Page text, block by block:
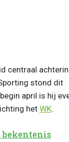
centraal achterin.
stond dit
april is hij
het WK.